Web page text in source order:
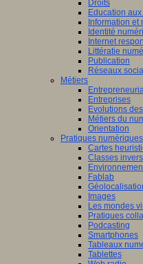
Droits
Education
Information
Identité
Internet
Littératie
Publication
Réseaux
Métiers
Entreprises
Evolutions
Métiers du
Orientation
Pratiques numériques
Cartes
Classes
Fablab
Images
Les mondes
Pratiques
Podcasting
Smartphones
Tableaux
Tablettes